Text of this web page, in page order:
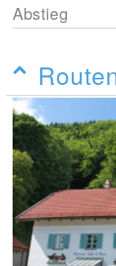
Abstieg